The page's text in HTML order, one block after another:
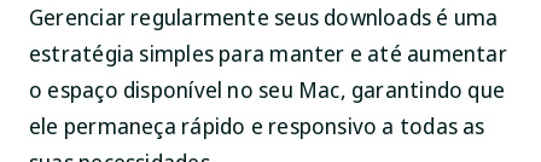
Gerenciar regularmente seus downloads é uma
estratégia simples para manter e até aumentar
o espaço disponível no seu Mac, garantindo que
ele permaneça rápido e responsivo a todas as